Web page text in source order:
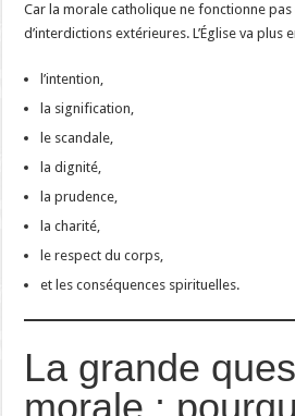
Car la morale catholique ne fonctionne
d’interdictions extérieures. L’Église va plus
l’intention,
la signification,
le scandale,
la dignité,
la prudence,
la charité,
le respect du corps,
et les conséquences spirituelles.
La grande
morale :